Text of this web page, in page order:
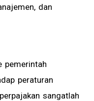
dan
pemerintah
peraturan
sangatlah